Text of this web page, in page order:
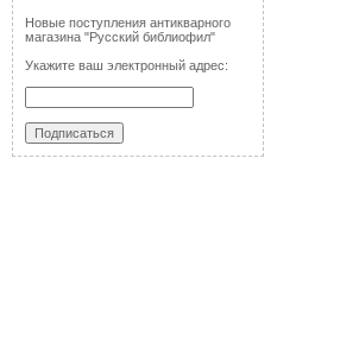
Новые поступления антикварного
магазина "Русский библиофил"
Укажите ваш электронный адрес: